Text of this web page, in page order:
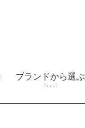
ブランドから選ぶ
Brand